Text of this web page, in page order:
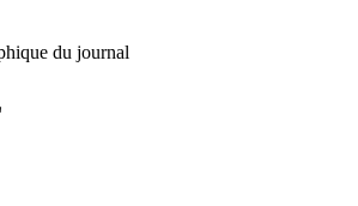
du journal